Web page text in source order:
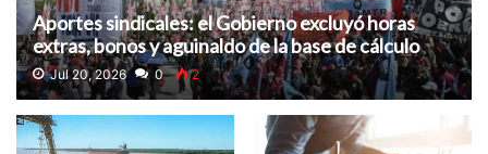
Aportes sindicales: el Gobierno excluyó horas
extras, bonos y aguinaldo de la base de cálculo
Jul 20, 2026 0 2